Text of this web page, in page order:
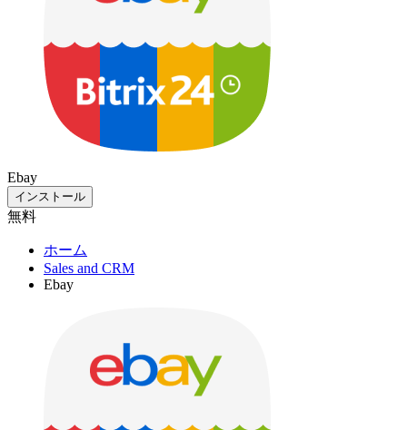
Ebay
インストール
無料
ホーム
Sales and CRM
Ebay